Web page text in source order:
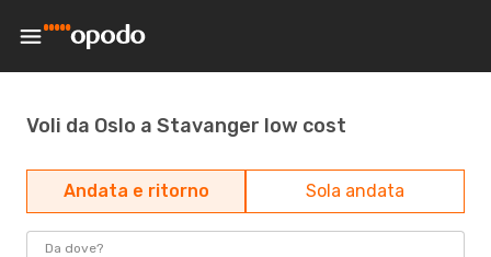
Voli da Oslo a Stavanger low cost
Andata e ritorno Sola andata
Da dove?